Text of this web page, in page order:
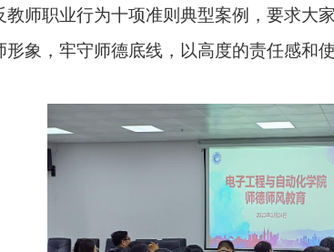
师职业行为十项准则典型案例 ，要求大
形象，牢守师德底线，以高度的责任感和